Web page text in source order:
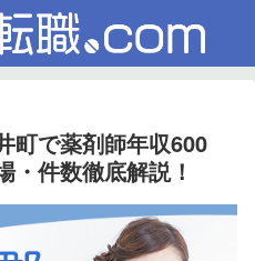
町で薬剤師年収600
・件数徹底解説！